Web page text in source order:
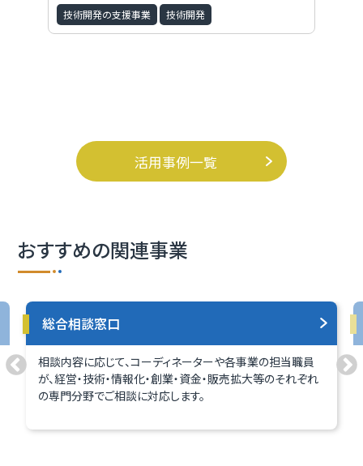
技術開発の支援事業 技術開発
活用事例一覧
おすすめの関連事業
総合相談窓口
相談内容に応じて、コーディネーターや各事業の担当職員
が、経営・技術・情報化・創業・資金・販売拡大等のそれぞれ
の専門分野でご相談に対応します。